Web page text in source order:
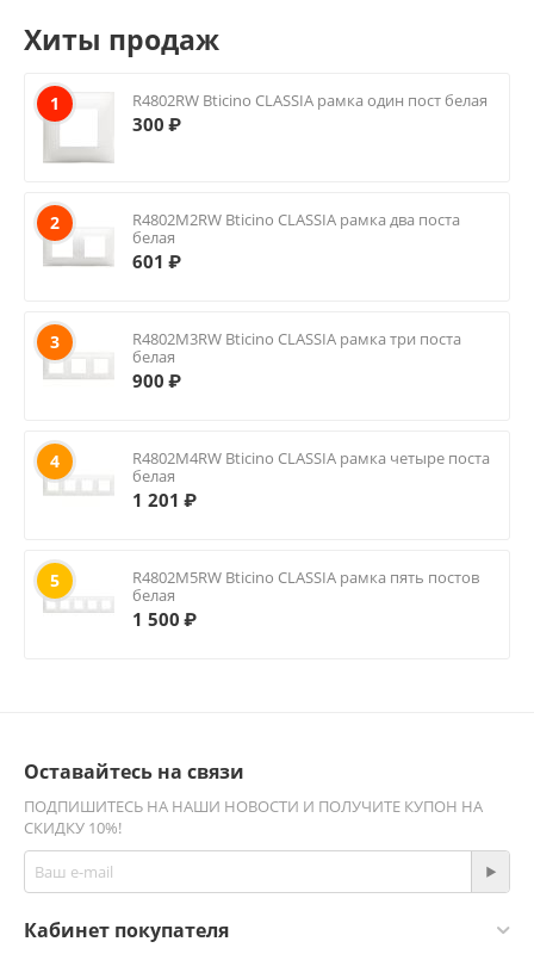
Хиты продаж
1 R4802RW Bticino CLASSIA рамка один пост белая
300 ₽
2
R4802M2RW Bticino CLASSIA рамка два поста
белая
601 ₽
3
R4802M3RW Bticino CLASSIA рамка три поста
белая
900 ₽
4
R4802M4RW Bticino CLASSIA рамка четыре поста
белая
1 201 ₽
5
R4802M5RW Bticino CLASSIA рамка пять постов
белая
1 500 ₽
Оставайтесь на связи
ПОДПИШИТЕСЬ НА НАШИ НОВОСТИ И ПОЛУЧИТЕ КУПОН НА
СКИДКУ 10%!
Кабинет покупателя